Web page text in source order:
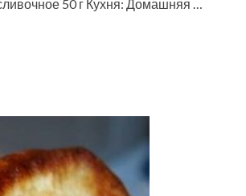
50 г Кухня: Домашняя …